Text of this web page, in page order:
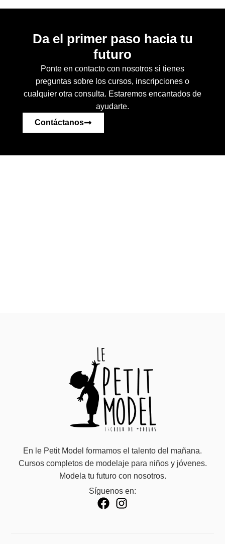
Da el primer paso hacia tu
futuro
Ponte en contacto con nosotros si tienes
preguntas sobre los cursos, inscripciones o
cualquier otra consulta. Estaremos encantados de
ayudarte.
Contáctanos
En le Petit Model formamos el talento del mañana.
Cursos completos de modelaje para niños y jóvenes.
Modela tu futuro con nosotros.
Síguenos en: